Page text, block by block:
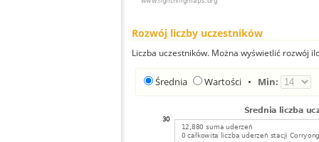
Rozwój liczby uczestników
Liczba uczestników. Można wyświetlić rozwój
Średnia Wartości • Min: